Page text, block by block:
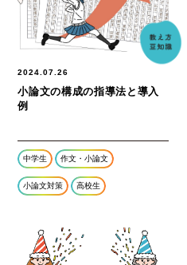
2024.07.26
小論文の構成の指導法と導入
例
中学生 作文・小論文
小論文対策 高校生